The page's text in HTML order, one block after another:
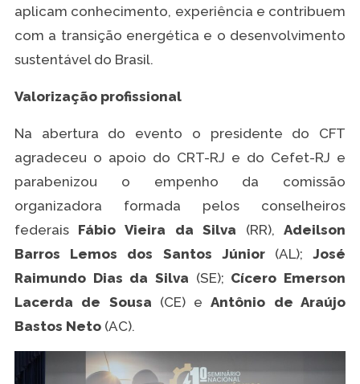
aplicam conhecimento, experiência e contribuem
com a transição energética e o desenvolvimento
sustentável do Brasil.
Valorização profissional
Na abertura do evento o presidente do CFT
agradeceu o apoio do CRT-RJ e do Cefet-RJ e
parabenizou o empenho da comissão
organizadora formada pelos conselheiros
federais Fábio Vieira da Silva (RR),Adeilson
Barros Lemos dos Santos Júnior(AL);José
Raimundo Dias da Silva (SE); Cícero Emerson
Lacerda de Sousa (CE) eAntônio de Araújo
Bastos Neto(AC).